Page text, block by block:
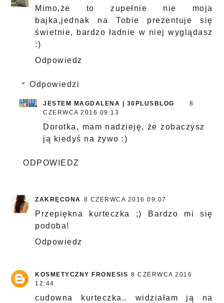
Mimo,że to zupełnie nie moja
bajka,jednak na Tobie prezentuje się
świetnie, bardzo ładnie w niej wyglądasz
:)
Odpowiedz
Odpowiedzi
JESTEM MAGDALENA | 30PLUSBLOG
8
CZERWCA 2016 09:13
Dorotka, mam nadzieję, że zobaczysz
ją kiedyś na żywo :)
ODPOWIEDZ
ZAKRĘCONA 8 CZERWCA 2016 09:07
Przepiękna kurteczka ;) Bardzo mi się
podoba!
Odpowiedz
KOSMETYCZNY FRONESIS 8 CZERWCA 2016
12:44
cudowna kurteczka.. widziałam ją na